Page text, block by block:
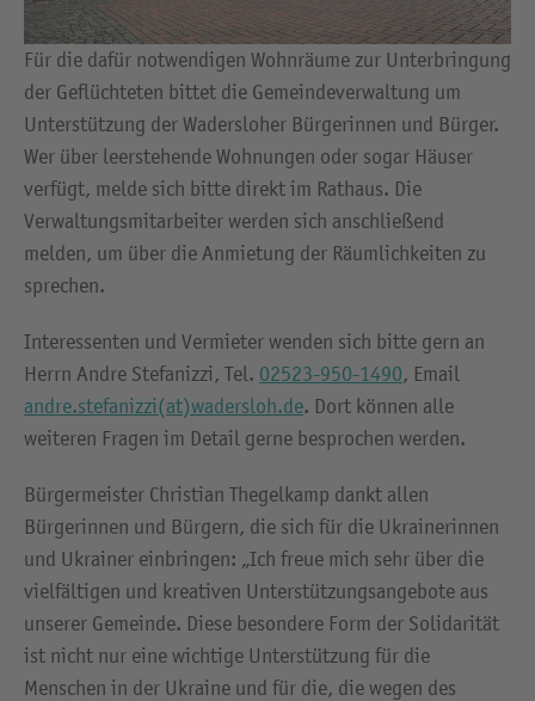
Für die dafür notwendigen Wohnräume zur Unterbringung
der Geflüchteten bittet die Gemeindeverwaltung um
Unterstützung der Wadersloher Bürgerinnen und Bürger.
Wer über leerstehende Wohnungen oder sogar Häuser
verfügt, melde sich bitte direkt im Rathaus. Die
Verwaltungsmitarbeiter werden sich anschließend
melden, um über die Anmietung der Räumlichkeiten zu
sprechen.
Interessenten und Vermieter wenden sich bitte gern an
Herrn Andre Stefanizzi, Tel. 02523-950-1490, Email
andre.stefanizzi(at)wadersloh.de. Dort können alle
weiteren Fragen im Detail gerne besprochen werden.
Bürgermeister Christian Thegelkamp dankt allen
Bürgerinnen und Bürgern, die sich für die Ukrainerinnen
und Ukrainer einbringen: „Ich freue mich sehr über die
vielfältigen und kreativen Unterstützungsangebote aus
unserer Gemeinde. Diese besondere Form der Solidarität
ist nicht nur eine wichtige Unterstützung für die
Menschen in der Ukraine und für die, die wegen des